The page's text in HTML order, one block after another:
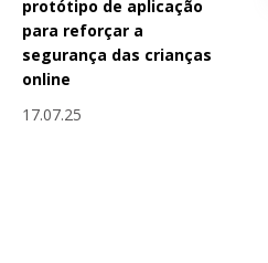
protótipo de aplicação
para reforçar a
segurança das crianças
online
17.07.25